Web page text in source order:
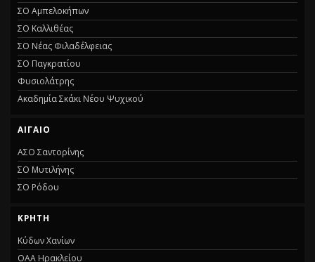
ΣΟ Αμπελοκήπων
ΣΟ Καλλιθέας
ΣΟ Νέας Φιλαδέλφειας
ΣΟ Παγκρατίου
Φυσιολάτρης
Ακαδημία Σκάκι Νέου Ψυχικού
ΑΙΓΑΊΟ
ΑΣΟ Σαντορίνης
ΣΟ Μυτιλήνης
ΣΟ Ρόδου
ΚΡΉΤΗ
Κύδων Χανίων
ΟΑΑ Ηρακλείου